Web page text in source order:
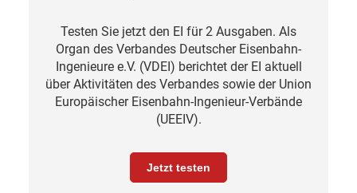
Testen Sie jetzt den EI für 2 Ausgaben. Als
Organ des Verbandes Deutscher Eisenbahn-
Ingenieure e.V. (VDEI) berichtet der EI aktuell
über Aktivitäten des Verbandes sowie der Union
Europäischer Eisenbahn-Ingenieur-Verbände
(UEEIV).
Jetzt testen